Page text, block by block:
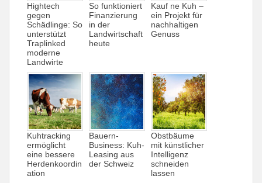
Hightech
gegen
Schädlinge: So
unterstützt
Traplinked
moderne
Landwirte
So funktioniert
Finanzierung
in der
Landwirtschaft
heute
Kauf ne Kuh –
ein Projekt für
nachhaltigen
Genuss
Kuhtracking
ermöglicht
eine bessere
Herdenkoordin
ation
Bauern-
Business: Kuh-
Leasing aus
der Schweiz
Obstbäume
mit künstlicher
Intelligenz
schneiden
lassen